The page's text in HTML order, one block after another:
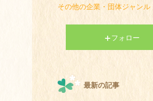
その他の企業・団体ジャンル
フォロー
最新の記事